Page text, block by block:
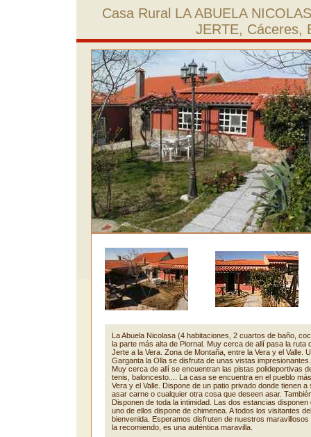
Casa Rural LA ABUELA
JERTE, Cáceres,
La Abuela Nicolasa (4 habitaciones, 2 cuartos de baño,
la parte más alta de Piornal. Muy cerca de allí pasa la ruta
Jerte a la Vera. Zona de Montaña, entre la Vera y el Valle.
Garganta la Olla se disfruta de unas vistas
Muy cerca de allí se encuentran las pistas polideportivas
tenis, baloncesto.... La casa se encuentra en el pueblo
Vera y el Valle. Dispone de un patio privado donde tienen
asar carne o cualquier otra cosa que deseen asar.
Disponen de toda la intimidad. Las dos estancias
uno de ellos dispone de chimenea. A todos los visitantes
bienvenida. Esperamos disfruten de nuestros
la recomiendo, es una auténtica maravilla.